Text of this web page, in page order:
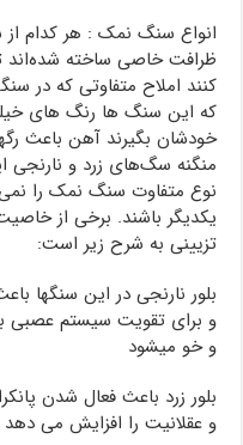
انواع سنگ نمک : هر کدام از
ظرافت خاصی ساخته شده‌اند
کنند املاح متفاوتی که در
که این سنگ ها رنگ های
خودشان بگیرند آهن باعث
منگنه سگ‌های زرد و نارنجی
نوع متفاوت سنگ نمک را نمی
یکدیگر باشند. برخی از
تزیینی به شرح زیر است:
بلور نارنجی در این سنگها
و برای تقویت سیستم عصبی
و خو میشود
بلور زرد باعث فعال شدن
و عقلانیت را افزایش می دهد